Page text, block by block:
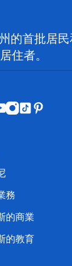
首批居
住者。
Instagram
抖 Pinterest
務
的商業
的教育